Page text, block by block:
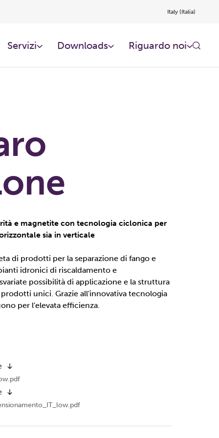
Italy (Italia)
Servizi Downloads Riguardo noi​
e magnetite con tecnologia ciclonica per
sia in verticale
di prodotti per la separazione di fango e
idronici di riscaldamento e
possibilità di applicazione e la struttura
unici. Grazie all'innovativa tecnologia
per l'elevata efficienza.